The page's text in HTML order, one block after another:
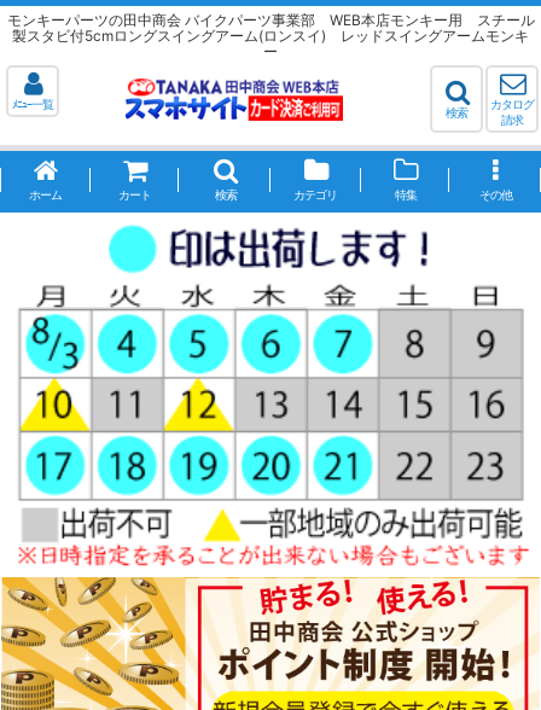
モンキーパーツの田中商会 バイクパーツ事業部 WEB本店モンキー用 スチール
製スタビ付5cmロングスイングアーム(ロンスイ) レッドスイングアームモンキ
ー
ﾒﾆｭｰ一覧
検索
カタログ
請求
ホーム カート 検索 カテゴリ 特集 その他